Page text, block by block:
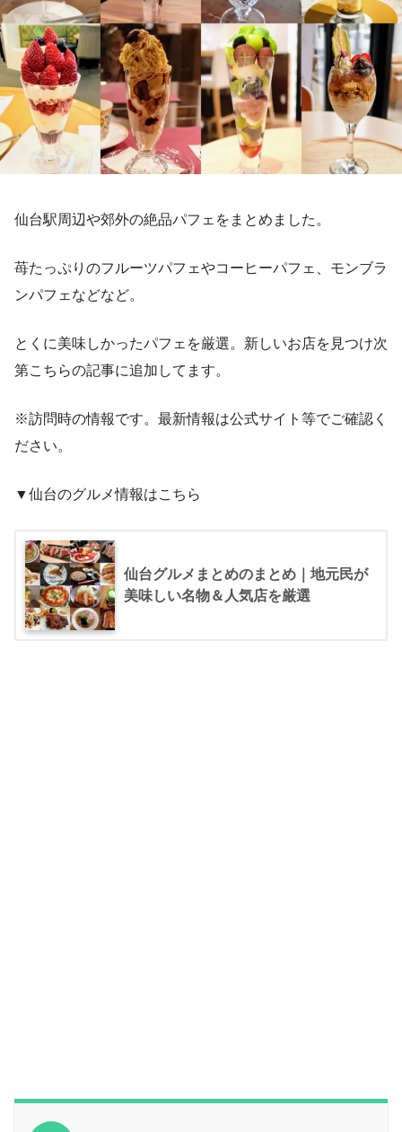
仙台駅周辺や郊外の絶品パフェをまとめました。
苺たっぷりのフルーツパフェやコーヒーパフェ、モンブラ
ンパフェなどなど。
とくに美味しかったパフェを厳選。新しいお店を見つけ次
第こちらの記事に追加してます。
※訪問時の情報です。最新情報は公式サイト等でご確認く
ださい。
▼仙台のグルメ情報はこちら
仙台グルメまとめのまとめ｜地元民が
美味しい名物＆人気店を厳選